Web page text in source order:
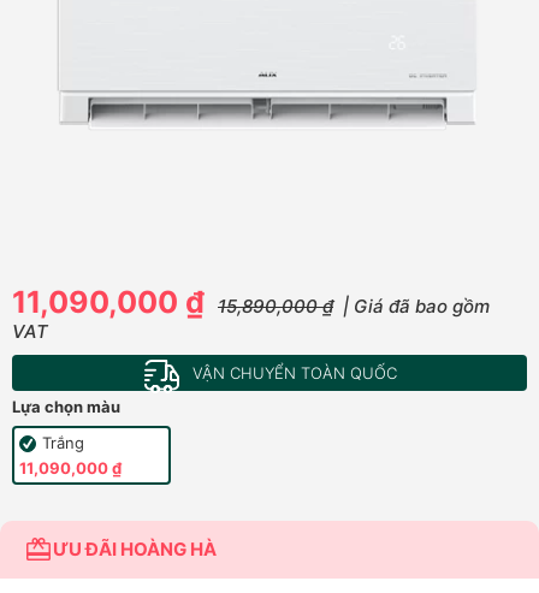
11,090,000 ₫ 15,890,000 ₫ | Giá đã bao gồm
VAT
VẬN CHUYỂN TOÀN QUỐC
Lựa chọn màu
Trắng
11,090,000 ₫
ƯU ĐÃI HOÀNG HÀ